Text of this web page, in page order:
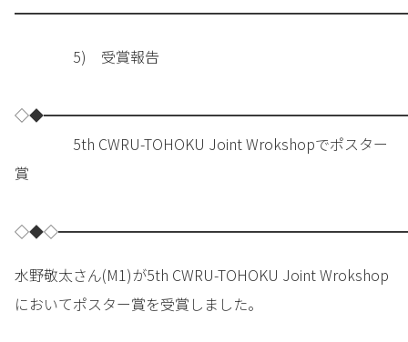
5) 受賞報告
5th CWRU-TOHOKU Joint Wrokshopでポスター
賞
水野敬太さん(M1)が5th CWRU-TOHOKU Joint Wrokshop
においてポスター賞を受賞しました。